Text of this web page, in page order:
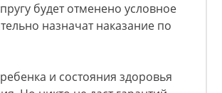
будет отменено условное
назначат наказание по
и состояния здоровья